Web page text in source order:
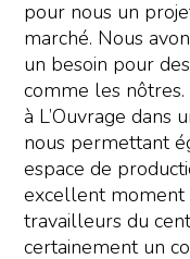
pour nous un
marché. Nous
un besoin pour
comme les
à L’Ouvrage dans
nous permettant
espace de
excellent moment
travailleurs du
certainement un